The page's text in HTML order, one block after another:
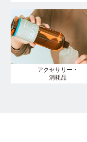
アクセサリー・
消耗品